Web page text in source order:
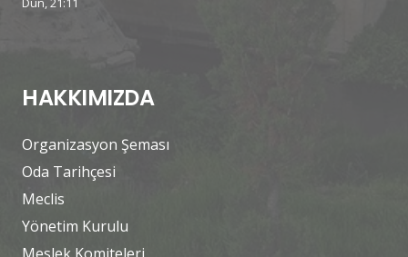
HAKKIMIZDA
Organizasyon Şeması
Oda Tarihçesi
Meclis
Yönetim Kurulu